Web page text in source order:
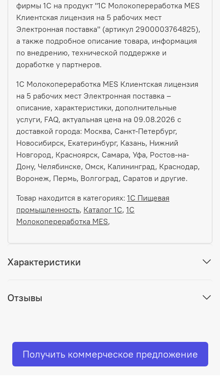
фирмы 1С на продукт "1С Молокопереработка MES
Клиентская лицензия на 5 рабочих мест
Электронная поставка" (артикул 2900003764825),
а также подробное описание товара, информация
по внедрению, технической поддержке и
доработке у партнеров.
1С Молокопереработка MES Клиентская лицензия
на 5 рабочих мест Электронная поставка –
описание, характеристики, дополнительные
услуги, FAQ, актуальная цена на 09.08.2026 с
доставкой города: Москва, Санкт-Петербург,
Новосибирск, Екатеринбург, Казань, Нижний
Новгород, Красноярск, Самара, Уфа, Ростов-на-
Дону, Челябинске, Омск, Калининград, Краснодар,
Воронеж, Пермь, Волгоград, Саратов и другие.
Товар находится в категориях: 1С Пищевая
промышленность, Каталог 1С, 1С
Молокопереработка MES,
Характеристики
Отзывы
Получить коммерческое предложение